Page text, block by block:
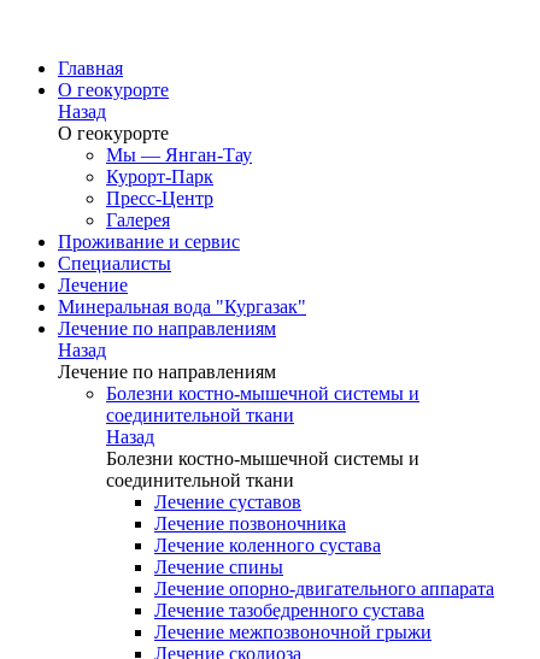
Главная
О геокурорте
Назад
О геокурорте
Мы — Янган-Тау
Курорт-Парк
Пресс-Центр
Галерея
Проживание и сервис
Специалисты
Лечение
Минеральная вода "Кургазак"
Лечение по направлениям
Назад
Лечение по направлениям
Болезни костно-мышечной системы и
соединительной ткани
Назад
Болезни костно-мышечной системы и
соединительной ткани
Лечение суставов
Лечение позвоночника
Лечение коленного сустава
Лечение спины
Лечение опорно-двигательного аппарата
Лечение тазобедренного сустава
Лечение межпозвоночной грыжи
Лечение сколиоза